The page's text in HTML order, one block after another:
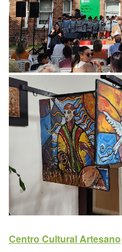
Centro Cultural Artesano